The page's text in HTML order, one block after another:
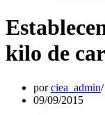
kilo de
porciea_admin
09/09/2015